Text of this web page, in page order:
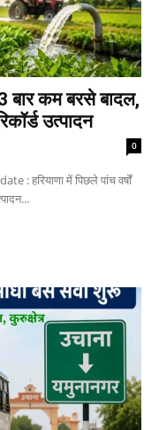
कम बरसे बादल,
उत्पादन
0
: हरियाणा में पिछले पांच वर्षों